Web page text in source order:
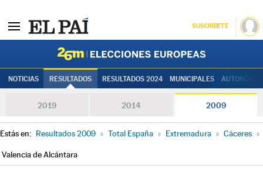
SUSCRÍBETE
NOTICIAS RESULTADOS RESULTADOS 2024 MUNICIPALES
2019 2014 2009
Estás en: Resultados 2009 » Total España » Extremadura » Cáceres »
Valencia de Alcántara